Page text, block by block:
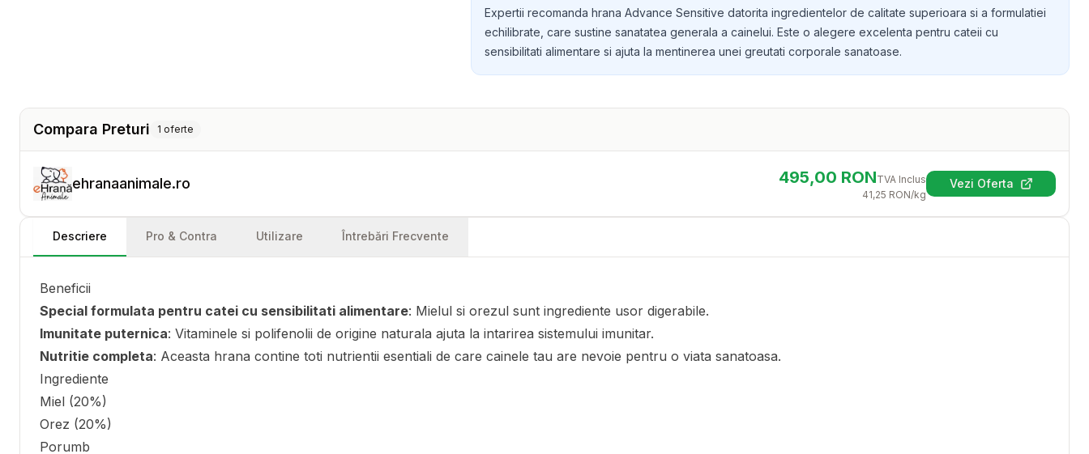
Expertii recomanda hrana Advance Sensitive datorita ingredientelor de calitate superioara si a formulatiei
echilibrate, care sustine sanatatea generala a cainelui. Este o alegere excelenta pentru cateii cu
sensibilitati alimentare si ajuta la mentinerea unei greutati corporale sanatoase.
Compara Preturi 1 oferte
ehranaanimale.ro 495,00 RONTVA Inclus
41,25 RON/kg
Vezi Oferta(se deschide
Descriere Pro & Contra Utilizare Întrebări Frecvente
Beneficii
Special formulata pentru catei cu sensibilitati alimentare: Mielul si orezul sunt ingrediente usor digerabile.
Imunitate puternica: Vitaminele si polifenolii de origine naturala ajuta la intarirea sistemului imunitar.
Nutritie completa: Aceasta hrana contine toti nutrientii esentiali de care cainele tau are nevoie pentru o viata sanatoasa.
Ingrediente
Miel (20%)
Orez (20%)
Porumb